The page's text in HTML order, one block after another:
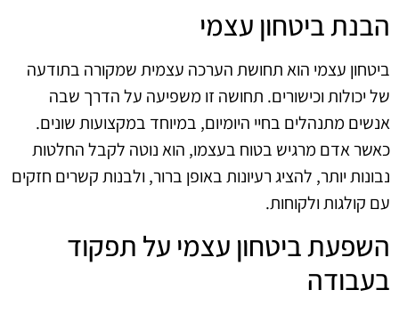
הבנת ביטחון עצמי
ביטחון עצמי הוא תחושת הערכה עצמית שמקורה בתודעה
של יכולות וכישורים. תחושה זו משפיעה על הדרך שבה
אנשים מתנהלים בחיי היומיום, במיוחד במקצועות שונים.
כאשר אדם מרגיש בטוח בעצמו, הוא נוטה לקבל החלטות
נבונות יותר, להציג רעיונות באופן ברור, ולבנות קשרים חזקים
עם קולגות ולקוחות.
השפעת ביטחון עצמי על תפקוד
בעבודה